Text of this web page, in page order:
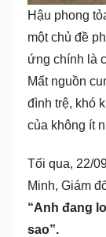
Hậu phong
một chủ đề
ứng chính là
Mất nguồn
đình trệ, khó
của không ít
Tối qua, 22/
Minh, Giám
“Anh đang
sao”.